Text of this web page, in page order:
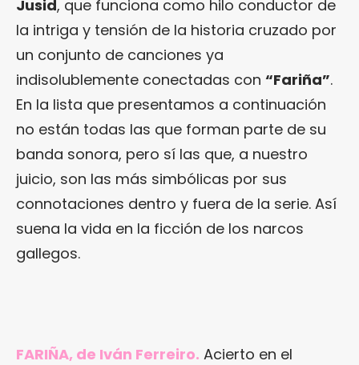
Jusid, que funciona como hilo conductor de
la intriga y tensión de la historia cruzado por
un conjunto de canciones ya
indisolublemente conectadas con “Fariña”.
En la lista que presentamos a continuación
no están todas las que forman parte de su
banda sonora, pero sí las que, a nuestro
juicio, son las más simbólicas por sus
connotaciones dentro y fuera de la serie. Así
suena la vida en la ficción de los narcos
gallegos.
FARIÑA, de Iván Ferreiro. Acierto en el